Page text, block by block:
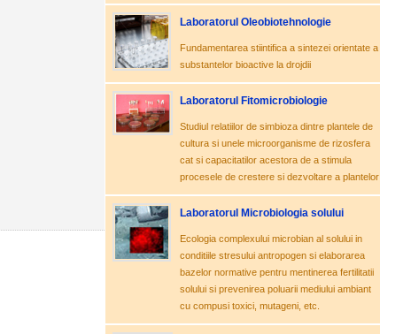
Laboratorul Oleobiotehnologie
Fundamentarea stiintifica a sintezei orientate a
substantelor bioactive la drojdii
Laboratorul Fitomicrobiologie
Studiul relatiilor de simbioza dintre plantele de
cultura si unele microorganisme de rizosfera
cat si capacitatilor acestora de a stimula
procesele de crestere si dezvoltare a plantelor
Laboratorul Microbiologia solului
Ecologia complexului microbian al solului in
conditiile stresului antropogen si elaborarea
bazelor normative pentru mentinerea fertilitatii
solului si prevenirea poluarii mediului ambiant
cu compusi toxici, mutageni, etc.